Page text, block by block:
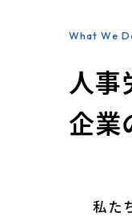
What We
人事
企業
私た